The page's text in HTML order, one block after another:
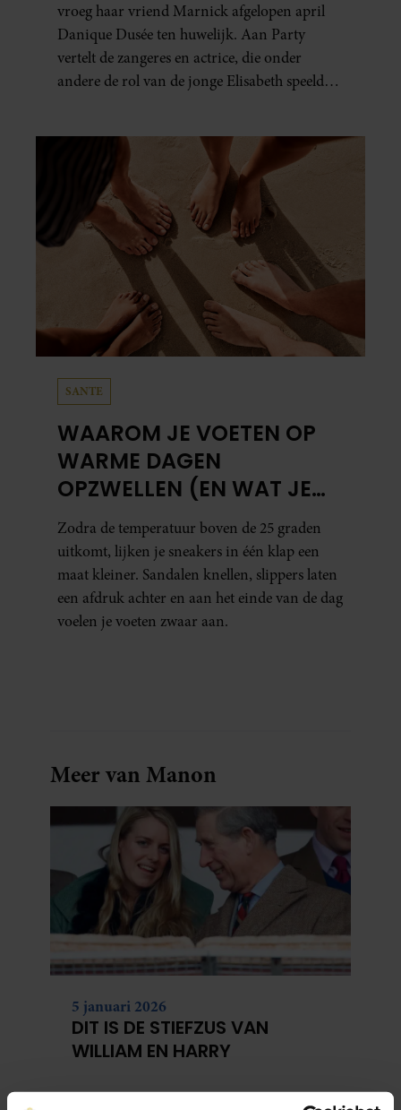
vroeg haar vriend Marnick afgelopen april
Danique Dusée ten huwelijk. Aan Party
vertelt de zangeres en actrice, die onder
andere de rol van de jonge Elisabeth speelde
SANTE
WAAROM JE VOETEN OP
WARME DAGEN
OPZWELLEN (EN WAT JE
ERAAN KUNT DOEN)
Zodra de temperatuur boven de 25 graden
uitkomt, lijken je sneakers in één klap een
maat kleiner. Sandalen knellen, slippers laten
een afdruk achter en aan het einde van de dag
voelen je voeten zwaar aan.
Meer van Manon
5 januari 2026
DIT IS DE STIEFZUS VAN
WILLIAM EN HARRY